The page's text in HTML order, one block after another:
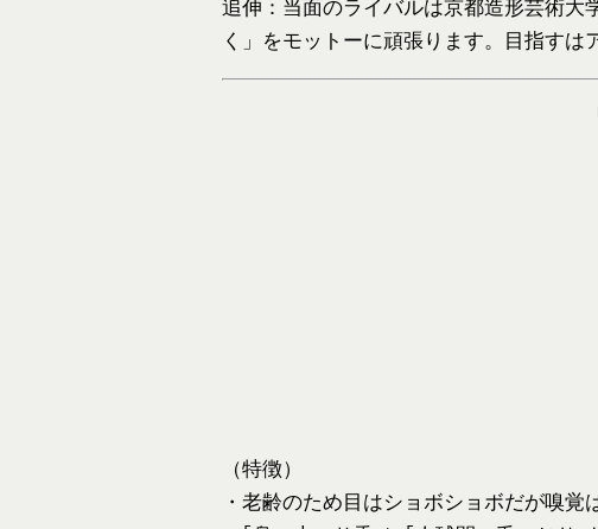
追伸：当面のライバルは京都造形芸術大
く」をモットーに頑張ります。目指すは
（特徴）
・老齢のため目はショボショボだが嗅覚